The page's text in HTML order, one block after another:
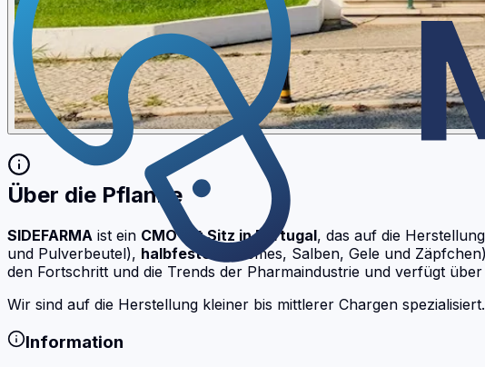
Über die Pflanze
SIDEFARMA ist ein CMO mit Sitz in Portugal, das auf die
und Pulverbeutel), halbfesten (Cremes, Salben, Gele und
den Fortschritt und die Trends der Pharmaindustrie und verfügt
Wir sind auf die Herstellung kleiner bis mittlerer Chargen spezialisiert.
Information